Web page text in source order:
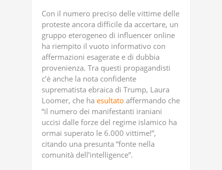
Con il numero preciso delle vittime delle
proteste ancora difficile da accertare, un
gruppo eterogeneo di influencer online
ha riempito il vuoto informativo con
affermazioni esagerate e di dubbia
provenienza. Tra questi propagandisti
c’è anche la nota confidente
suprematista ebraica di Trump, Laura
Loomer, che ha esultato affermando che
“il numero dei manifestanti iraniani
uccisi dalle forze del regime islamico ha
ormai superato le 6.000 vittime!”,
citando una presunta “fonte nella
comunità dell’intelligence”.